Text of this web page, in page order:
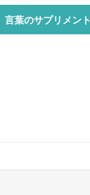
言葉のサプリメント